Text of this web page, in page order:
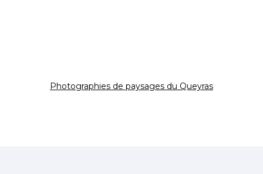
Photographies de paysages du Queyras